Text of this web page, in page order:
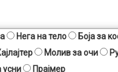
Нега на тело Боја за
Молив за очи
усни Прајмер